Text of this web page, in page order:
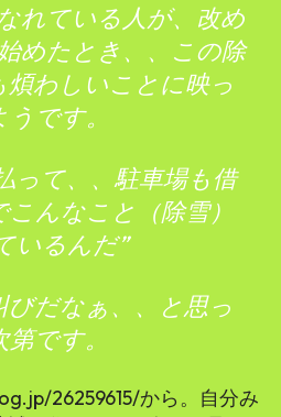
れている人が、改め
めたとき、、この除
煩わしいことに映っ
うです。
って、、駐車場も借
んなこと（除雪）
いるんだ”
びだなぁ、、と思っ
第です。
26259615/から。自分み